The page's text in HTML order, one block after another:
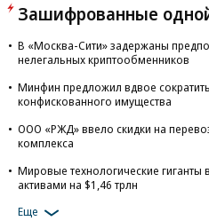
Зашифрованные
В «Москва-Сити» задержаны
нелегальных криптообменников
Минфин предложил вдвое
конфискованного имущества
ООО «РЖД» ввело скидки на
комплекса
Мировые технологические
активами на $1,46 трлн
Еще